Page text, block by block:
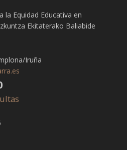
la Equidad Educativa en
Ekitaterako Baliabide
Iruña